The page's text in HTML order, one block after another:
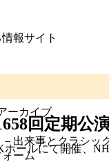
報サイト
ーカイブ
出来事とクラシッ
ーム
回定期公
ホールにて開催、